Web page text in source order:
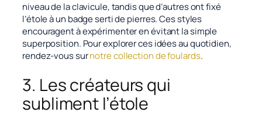
niveau de la clavicule, tandis que d’autres ont fixé
l’étole à un badge serti de pierres. Ces styles
encouragent à expérimenter en évitant la simple
superposition. Pour explorer ces idées au quotidien,
rendez-vous surnotre collection de foulards.
3. Les créateurs qui
subliment l’étole